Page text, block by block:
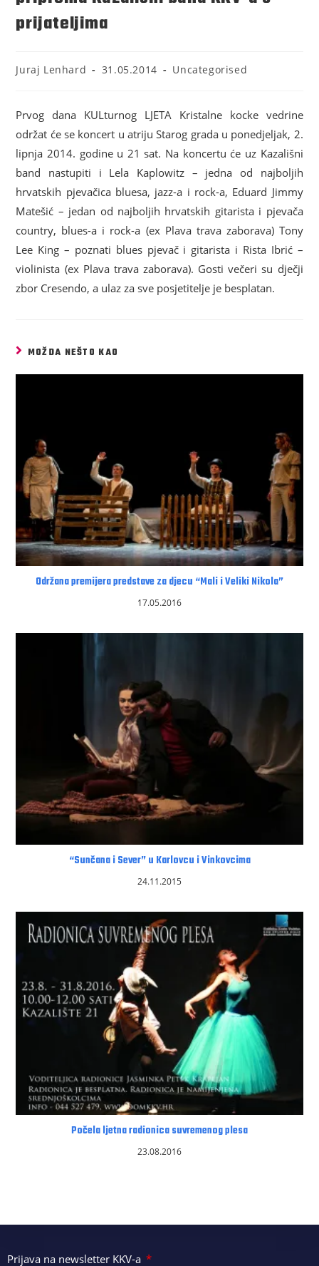
prijateljima
Juraj Lenhard 31.05.2014 Uncategorised
Prvog dana KULturnog LJETA Kristalne kocke vedrine
održat će se koncert u atriju Starog grada u ponedjeljak, 2.
lipnja 2014. godine u 21 sat. Na koncertu će uz Kazališni
band nastupiti i Lela Kaplowitz – jedna od najboljih
hrvatskih pjevačica bluesa, jazz-a i rock-a, Eduard Jimmy
Matešić – jedan od najboljih hrvatskih gitarista i pjevača
country, blues-a i rock-a (ex Plava trava zaborava) Tony
Lee King – poznati blues pjevač i gitarista i Rista Ibrić –
violinista (ex Plava trava zaborava). Gosti večeri su dječji
zbor Cresendo, a ulaz za sve posjetitelje je besplatan.
MOŽDA NEŠTO KAO
Održana premijera predstave za djecu “Mali i Veliki Nikola”
17.05.2016
“Sunčana i Sever” u Karlovcu i Vinkovcima
24.11.2015
Počela ljetna radionica suvremenog plesa
23.08.2016
Prijava na newsletter KKV-a